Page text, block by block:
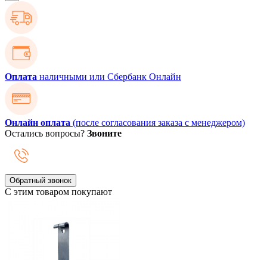
Оплата наличными или Сбербанк Онлайн
Онлайн оплата (после согласования заказа с менеджером)
Остались вопросы? Звоните
Обратный звонок
С этим товаром покупают